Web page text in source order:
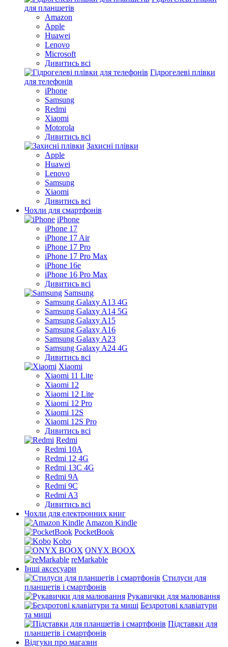
для планшетів
Amazon
Apple
Huawei
Lenovo
Microsoft
Дивитись всі
Гідрогелеві плівки
для телефонів
iPhone
Samsung
Redmi
Xiaomi
Motorola
Дивитись всі
Захисні плівки
Apple
Huawei
Lenovo
Samsung
Xiaomi
Дивитись всі
Чохли для смартфонів
iPhone
iPhone 17
iPhone 17 Air
iPhone 17 Pro
iPhone 17 Pro Max
iPhone 16e
iPhone 16 Pro Max
Дивитись всі
Samsung
Samsung Galaxy A13 4G
Samsung Galaxy A14 5G
Samsung Galaxy A15
Samsung Galaxy A16
Samsung Galaxy A23
Samsung Galaxy A24 4G
Дивитись всі
Xiaomi
Xiaomi 11 Lite
Xiaomi 12
Xiaomi 12 Lite
Xiaomi 12 Pro
Xiaomi 12S
Xiaomi 12S Pro
Дивитись всі
Redmi
Redmi 10A
Redmi 12 4G
Redmi 13C 4G
Redmi 9A
Redmi 9C
Redmi A3
Дивитись всі
Чохли для електронних книг
Amazon Kindle
PocketBook
Kobo
ONYX BOOX
reMarkable
Інші аксесуари
Стилуси для
планшетів і смартфонів
Рукавички для малювання
Бездротові клавіатури
та миші
Підставки для
планшетів і смартфонів
Відгуки про магазин